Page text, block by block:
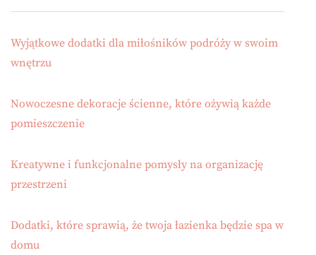
Wyjątkowe dodatki dla miłośników podróży w swoim
wnętrzu
Nowoczesne dekoracje ścienne, które ożywią każde
pomieszczenie
Kreatywne i funkcjonalne pomysły na organizację
przestrzeni
Dodatki, które sprawią, że twoja łazienka będzie spa w
domu